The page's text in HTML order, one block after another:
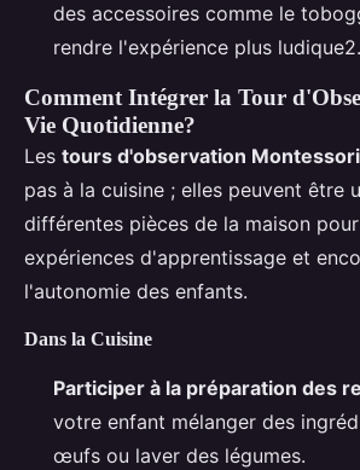
des accessoires comme le
rendre l'expérience plus ludique2.
Comment Intégrer la Tour
Vie Quotidienne?
Les tours d'observation Montessori
pas à la cuisine ; elles peuvent être
différentes pièces de la maison
expériences d'apprentissage et
l'autonomie des enfants.
Dans la Cuisine
Participer à la préparation des
votre enfant mélanger des
œufs ou laver des légumes.